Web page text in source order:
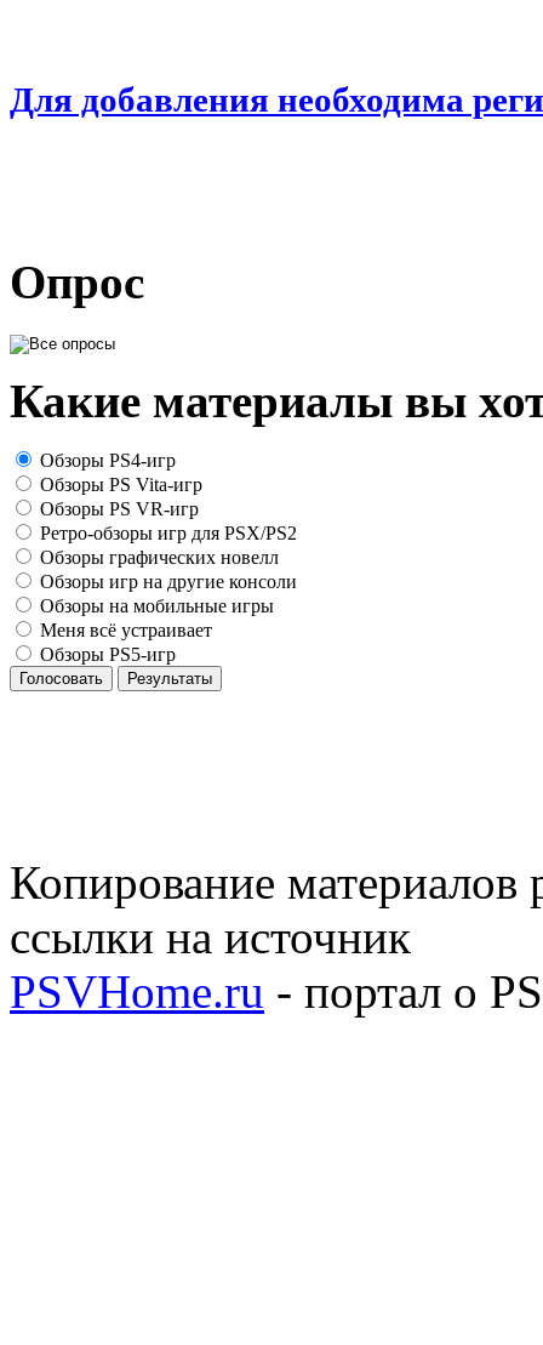
Для добавления необходима
Опрос
Какие материалы вы
Обзоры PS4-игр
Обзоры PS Vita-игр
Обзоры PS VR-игр
Ретро-обзоры игр для PSX/PS2
Обзоры графических новелл
Обзоры игр на другие консоли
Обзоры на мобильные игры
Меня всё устраивает
Обзоры PS5-игр
Голосовать Результаты
Копирование материалов
ссылки на источник
PSVHome.ru - портал о